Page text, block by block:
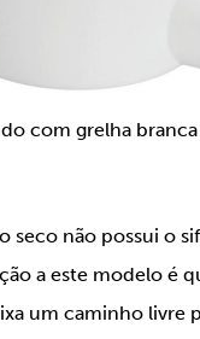
com grelha
seco não possui o
a este modelo é
um caminho livre